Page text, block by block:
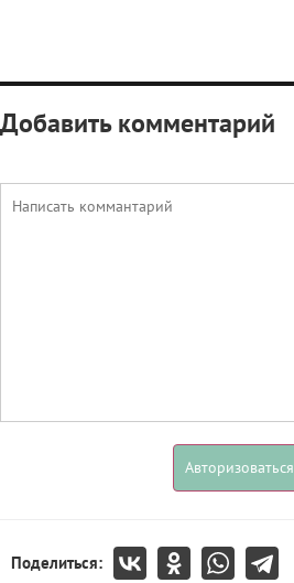
Добавить комментарий
Авторизоваться
Поделиться: